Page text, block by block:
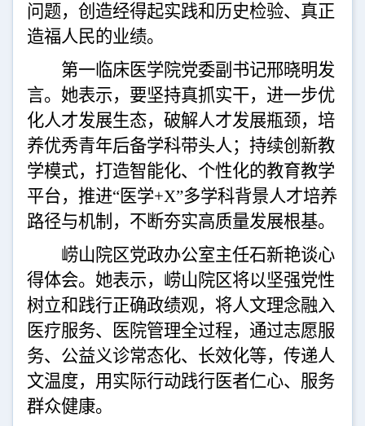
问题，创造经得起实践和历史检验、真正
造福人民的业绩。
第一临床医学院党委副书记邢晓明发
言。她表示，要坚持真抓实干，进一步优
化人才发展生态，破解人才发展瓶颈，培
养优秀青年后备学科带头人； 持续创新教
学模式，打造智能化、个性化的教育教学
平台，推进“医学+X”多学科背景人才培养
路径与机制，不断夯实高质量发展根基。
崂山院区党政办公室主任石新艳谈心
得体会。她表示，崂山院区将以坚强党性
树立和践行正确政绩观，将人文理念融入
医疗服务、医院管理全过程，通过志愿服
务、公益义诊常态化、长效化等，传递人
文温度，用实际行动践行医者仁心、服务
群众健康。